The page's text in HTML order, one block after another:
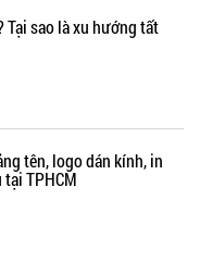
Tại sao là xu hướng tất
tên, logo dán kính, in
TPHCM